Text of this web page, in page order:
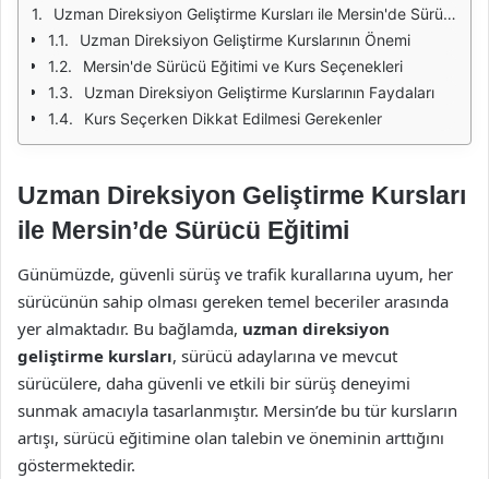
Uzman Direksiyon Geliştirme Kursları ile Mersin'de Sürücü Eğitimi
Uzman Direksiyon Geliştirme Kurslarının Önemi
Mersin'de Sürücü Eğitimi ve Kurs Seçenekleri
Uzman Direksiyon Geliştirme Kurslarının Faydaları
Kurs Seçerken Dikkat Edilmesi Gerekenler
Uzman Direksiyon Geliştirme Kursları
ile Mersin’de Sürücü Eğitimi
Günümüzde, güvenli sürüş ve trafik kurallarına uyum, her
sürücünün sahip olması gereken temel beceriler arasında
yer almaktadır. Bu bağlamda, uzman direksiyon
geliştirme kursları, sürücü adaylarına ve mevcut
sürücülere, daha güvenli ve etkili bir sürüş deneyimi
sunmak amacıyla tasarlanmıştır. Mersin’de bu tür kursların
artışı, sürücü eğitimine olan talebin ve öneminin arttığını
göstermektedir.